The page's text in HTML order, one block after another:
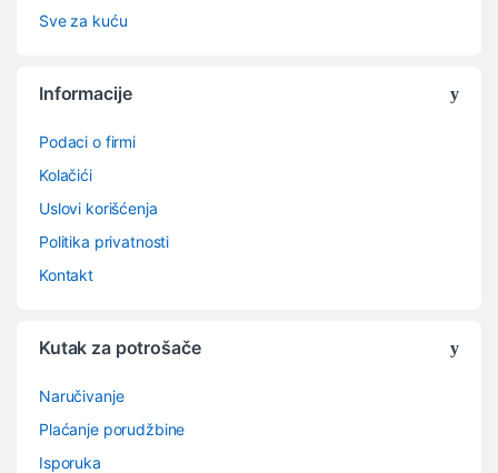
Sve za kuću
Informacije
Podaci o firmi
Kolačići
Uslovi korišćenja
Politika privatnosti
Kontakt
Kutak za potrošače
Naručivanje
Plaćanje porudžbine
Isporuka